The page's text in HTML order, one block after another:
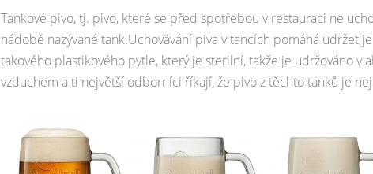
Tankové pivo, tj. pivo, které se před spotřebou v restauraci ne
nádobě nazývané tank.Uchovávání piva v tancích pomáhá udržet
takového plastikového pytle, který je sterilní, takže je udržováno
vzduchem a ti největší odborníci říkají, že pivo z těchto tanků je